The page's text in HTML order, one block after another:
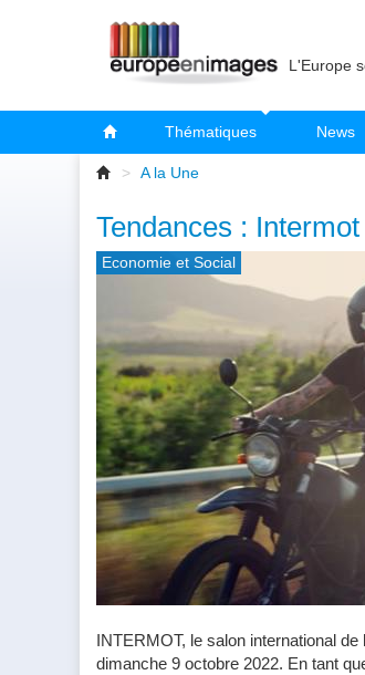
L'Europe
Thématiques News
> A la Une
Tendances :
Economie et Social
INTERMOT, le salon international
dimanche 9 octobre 2022. En tant